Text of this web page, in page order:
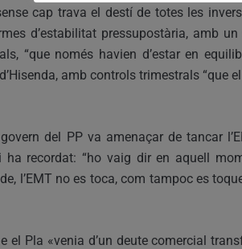
cap trava el destí de totes les
d’estabilitat pressupostària, amb
“que només havien d’estar en
amb controls trimestrals “que
del PP va amenaçar de tancar
ha recordat: “ho vaig dir en aquell
l’EMT no es toca, com tampoc es
el Pla «venia d’un deute comercial